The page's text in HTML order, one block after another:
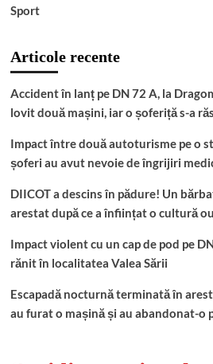
Sport
Articole recente
Accident în lanț pe DN 72 A, la
lovit două mașini, iar o șoferiță s-a
Impact între două autoturisme pe o
șoferi au avut nevoie de îngrijiri
DIICOT a descins în pădure! Un
arestat după ce a înființat o cultură
Impact violent cu un cap de pod pe
rănit în localitatea Valea Sării
Escapadă nocturnă terminată în
au furat o mașină și au abandonat-o